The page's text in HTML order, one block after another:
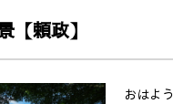
【頼政】
おはよ